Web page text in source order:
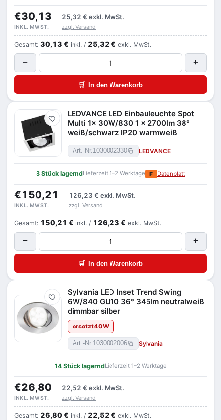
€30,13 25,32 € exkl. MwSt.
INKL. MWST. zzgl. Versand
Gesamt: 30,13 € inkl. / 25,32 € exkl. MwSt.
− +
🛒 In den Warenkorb
Merken
LEDVANCE LED Einbauleuchte Spot
Multi 1x 30W/830 1 x 2700lm 38°
weiß/schwarz IP20 warmweiß
Art.-Nr.1030002330 LEDVANCE
3 Stück lagerndLieferzeit 1–2 Werktage F Datenblatt
€150,21 126,23 € exkl. MwSt.
INKL. MWST. zzgl. Versand
Gesamt: 150,21 € inkl. / 126,23 € exkl. MwSt.
− +
🛒 In den Warenkorb
Merken
Sylvania LED Inset Trend Swing
6W/840 GU10 36° 345lm neutralweiß
dimmbar silber
ersetzt40W
Art.-Nr.1030002006 Sylvania
14 Stück lagerndLieferzeit 1–2 Werktage
€26,80 22,52 € exkl. MwSt.
INKL. MWST. zzgl. Versand
Gesamt: 26,80 € inkl. / 22,52 € exkl. MwSt.